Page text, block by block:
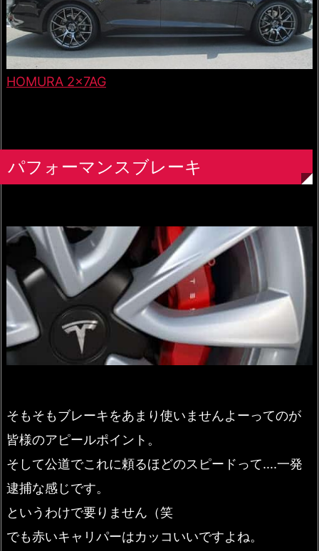
HOMURA 2x7AG
パフォーマンスブレーキ
そもそもブレーキをあまり使いませんよーってのが
皆様のアピールポイント。
そして公道でこれに頼るほどのスピードって….一発
逮捕な感じです。
というわけで要りません（笑
でも赤いキャリパーはカッコいいですよね。